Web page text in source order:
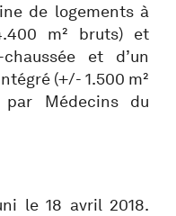
de logements à
m² bruts) et
et d’un
(+/- 1.500 m²
Médecins du
le 18 avril 2018.